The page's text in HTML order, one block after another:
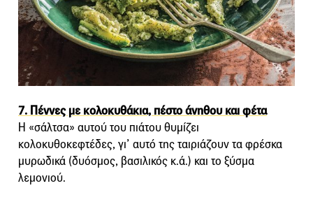
7. Πέννες με κολοκυθάκια, πέστο άνηθου και φέτα
Η «σάλτσα» αυτού του πιάτου θυμίζει
κολοκυθοκεφτέδες, γι’ αυτό της ταιριάζουν τα φρέσκα
μυρωδικά (δυόσμος, βασιλικός κ.ά.) και το ξύσμα
λεμονιού.